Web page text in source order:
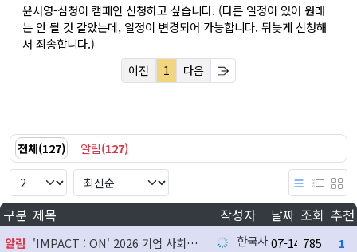
윤서영-심청이 캠페인 신청하고 싶습니다. (다른 일정이 있어 원래
는 안 될 것 같았는데, 일정이 변경되어 가능합니다. 뒤늦게 신청해
서 죄송합니다.)
이전 1 다음
전체(127) 알림(127)
구분 제목 작성자 날짜 조회 추천
알림 'IMPACT : ON' 2026 기업 사회공헌 실천사례 발굴 지원사업 참여기업 모집 한국사회공헌협회
07-14 785
1